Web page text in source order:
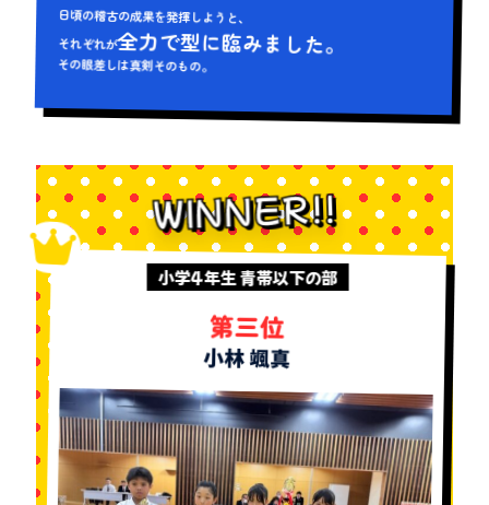
日頃の稽古の成果を発揮しようと、
それぞれが全力で型に臨みました。
その眼差しは真剣そのもの。
WINNER!!
小学4年生 青帯以下の部
第三位
小林 颯真